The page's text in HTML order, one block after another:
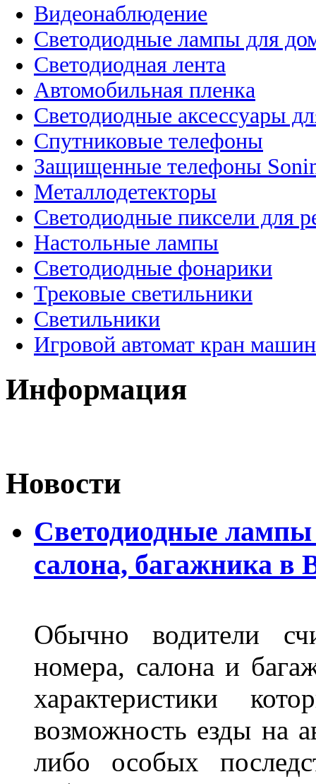
Видеонаблюдение
Светодиодные лампы для
Светодиодная лента
Автомобильная пленка
Светодиодные аксессуары
Спутниковые телефоны
Защищенные телефоны
Металлодетекторы
Светодиодные пиксели для
Настольные лампы
Светодиодные фонарики
Трековые светильники
Светильники
Игровой автомат кран
Информация
Новости
Светодиодные лампы
салона, багажника в
Обычно водители
номера, салона и
характеристики
возможность езды на
либо особых